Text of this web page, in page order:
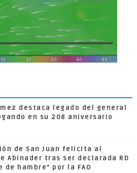
destaca legado del general
en su 208 aniversario
de San Juan felicita al
Abinader tras ser declarada RD
de hambre" por la FAO